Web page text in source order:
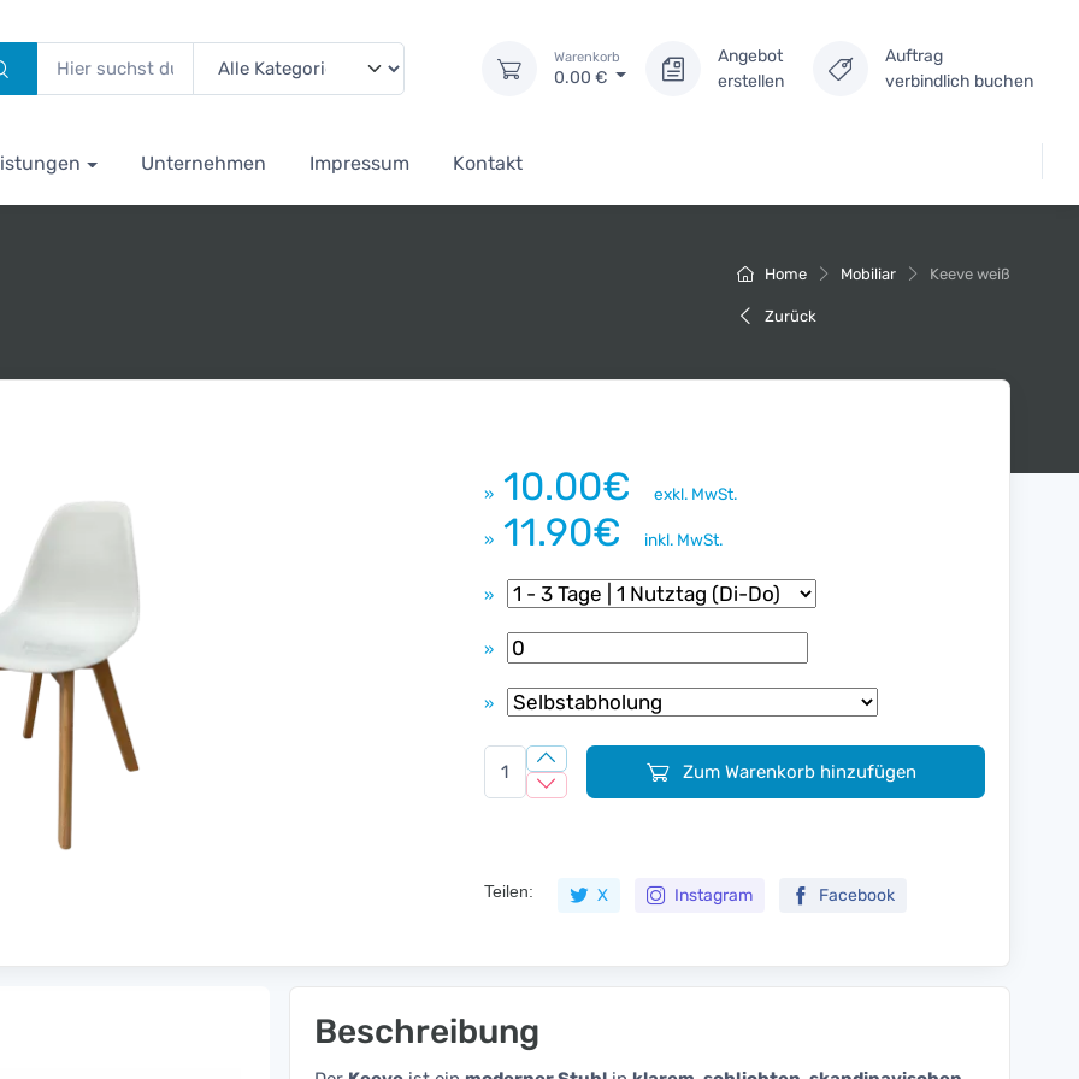
Warenkorb
0.00 €
Angebot
erstellen
Auftrag
verbindlich buchen
Unternehmen Impressum Kontakt
Home Mobiliar Keeve weiß
Zurück
» 10.00€ exkl. MwSt.
» 11.90€ inkl. MwSt.
»
»
»
Zum Warenkorb hinzufügen
Teilen: X Instagram Facebook
Beschreibung